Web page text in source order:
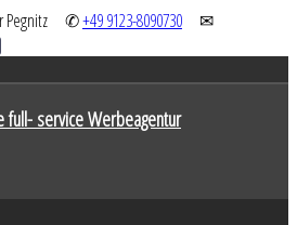
Pegnitz ✆+49 9123-8090730
✉
full- service Werbeagentur